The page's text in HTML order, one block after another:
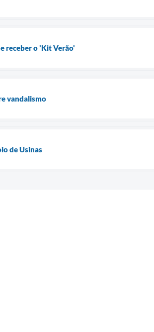
receber o 'Kit Verão'
vandalismo
de Usinas